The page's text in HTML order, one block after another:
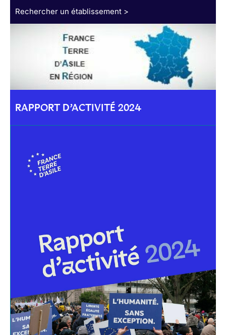
Rechercher un établissement >
RAPPORT D’ACTIVITÉ 2024